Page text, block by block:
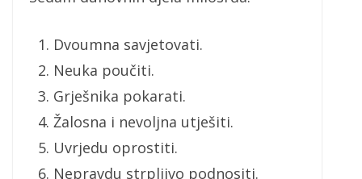
Dvoumna savjetovati.
Neuka poučiti.
Grješnika pokarati.
Žalosna i nevoljna utješiti.
Uvrjedu oprostiti.
Nepravdu strpljivo podnositi.